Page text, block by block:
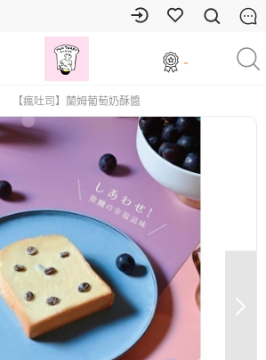
-
【瘋吐司】蘭姆葡萄奶酥醬